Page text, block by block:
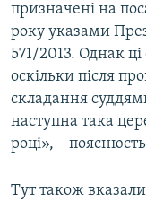
призначені на
року указами
571/2013. Однак
оскільки після
складання
наступна така
році», –
Тут також